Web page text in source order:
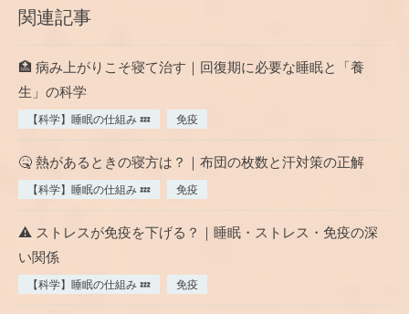
関連記事
🏥 病み上がりこそ寝て治す｜回復期に必要な睡眠と「養
生」の科学
【科学】睡眠の仕組み 💤 免疫
🤒 熱があるときの寝方は？｜布団の枚数と汗対策の正解
【科学】睡眠の仕組み 💤 免疫
⚠️ ストレスが免疫を下げる？｜睡眠・ストレス・免疫の深
い関係
【科学】睡眠の仕組み 💤 免疫